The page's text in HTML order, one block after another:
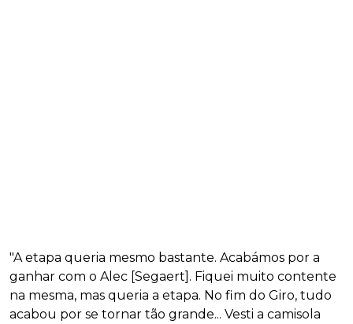
"A etapa queria mesmo bastante. Acabámos por a
ganhar com o Alec [Segaert]. Fiquei muito contente
na mesma, mas queria a etapa. No fim do Giro, tudo
acabou por se tornar tão grande... Vesti a camisola